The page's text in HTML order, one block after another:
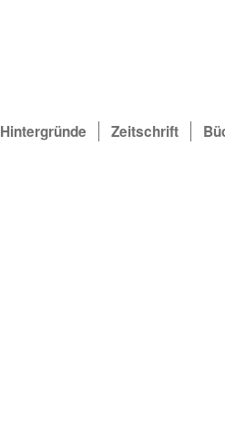
Hintergründe Zeitschrift